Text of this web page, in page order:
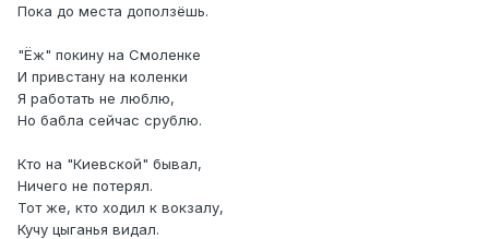
Пока до места доползёшь.
"Ёж" покину на Смоленке
И привстану на коленки
Я работать не люблю,
Но бабла сейчас срублю.
Кто на "Киевской" бывал,
Ничего не потерял.
Тот же, кто ходил к вокзалу,
Кучу цыганья видал.